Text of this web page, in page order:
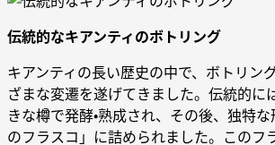
伝統的なキアンティのボトリング
キアンティの長い歴史の中で、ボトリン
ざまな変遷を遂げてきました。伝統的に
きな樽で発酵・熟成され、その後、独特
のフラスコ」に詰められました。このフ